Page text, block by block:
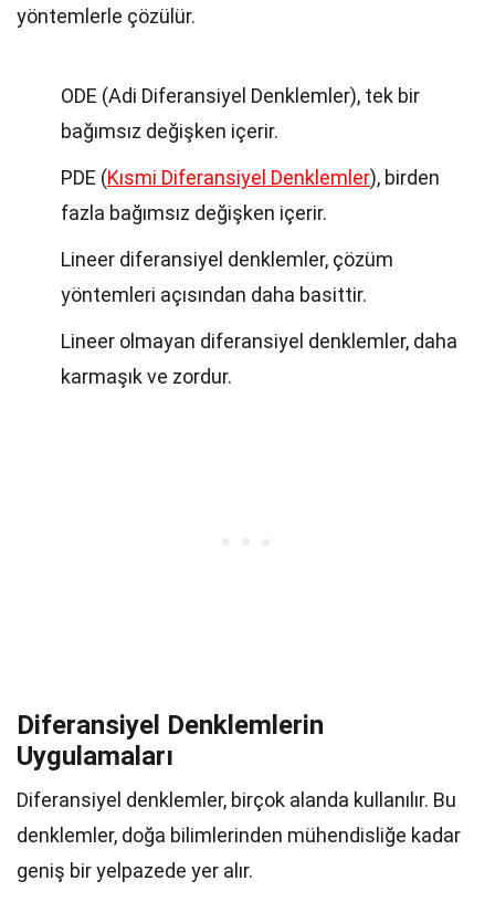
yöntemlerle çözülür.
ODE (Adi Diferansiyel Denklemler), tek bir
bağımsız değişken içerir.
PDE (Kısmi Diferansiyel Denklemler), birden
fazla bağımsız değişken içerir.
Lineer diferansiyel denklemler, çözüm
yöntemleri açısından daha basittir.
Lineer olmayan diferansiyel denklemler, daha
karmaşık ve zordur.
Diferansiyel Denklemlerin
Uygulamaları
Diferansiyel denklemler, birçok alanda kullanılır. Bu
denklemler, doğa bilimlerinden mühendisliğe kadar
geniş bir yelpazede yer alır.